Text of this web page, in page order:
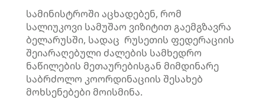
სამინისტროში აცხადებენ, რომ
სალიუკოვი სამუშაო ვიზიტით გაემგზავრა
ბელარუსში, სადაც რუსეთის ფედერაციის
შეიარაღებული ძალების სამხედრო
ნაწილების მეთაურებისგან მიმდინარე
საბრძოლო კოორდინაციის შესახებ
მოხსენებები მოისმინა.